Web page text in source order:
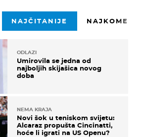
NAJČITANIJE
ODLAZI
Umirovila se jedna od
najboljih skijašica novog
doba
NEMA KRAJA
Novi šok u teniskom svijetu:
Alcaraz propušta Cincinatti,
hoće li igrati na US Openu?